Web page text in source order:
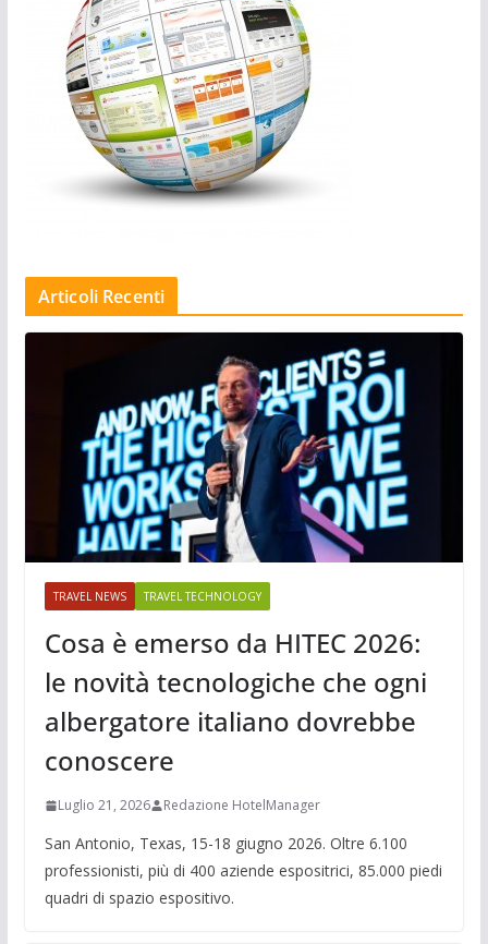
Articoli Recenti
TRAVEL NEWS TRAVEL TECHNOLOGY
Cosa è emerso da HITEC 2026:
le novità tecnologiche che ogni
albergatore italiano dovrebbe
conoscere
Luglio 21, 2026 Redazione HotelManager
San Antonio, Texas, 15-18 giugno 2026. Oltre 6.100
professionisti, più di 400 aziende espositrici, 85.000 piedi
quadri di spazio espositivo.